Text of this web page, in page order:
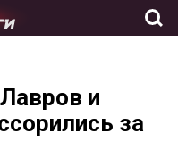
и
за